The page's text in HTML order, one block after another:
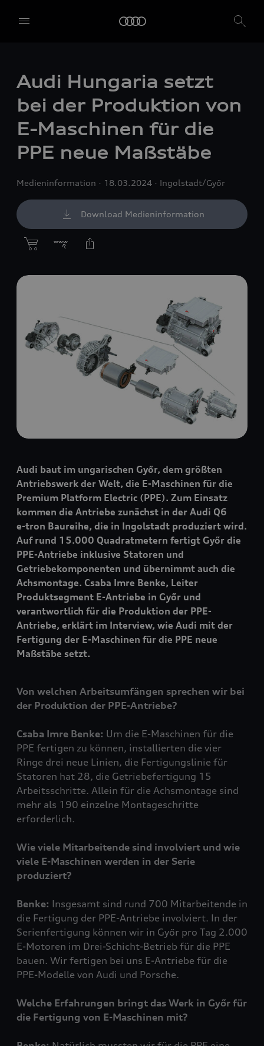
Audi Hungaria setzt
bei der Produktion von
E-Maschinen für die
PPE neue Maßstäbe
Medieninformation 18.03.2024 Ingolstadt/Győr
Download Medieninformation
Audi baut im ungarischen Győr, dem größten
Antriebswerk der Welt, die E-Maschinen für die
Premium Platform Electric (PPE). Zum Einsatz
kommen die Antriebe zunächst in der Audi Q6
e-tron Baureihe, die in Ingolstadt produziert wird.
Auf rund 15.000 Quadratmetern fertigt Győr die
PPE-Antriebe inklusive Statoren und
Getriebekomponenten und übernimmt auch die
Achsmontage. Csaba Imre Benke, Leiter
Produktsegment E-Antriebe in Győr und
verantwortlich für die Produktion der PPE-
Antriebe, erklärt im Interview, wie Audi mit der
Fertigung der E-Maschinen für die PPE neue
Maßstäbe setzt.
Von welchen Arbeitsumfängen sprechen wir bei
der Produktion der PPE-Antriebe?
Csaba Imre Benke: Um die E-Maschinen für die
PPE fertigen zu können, installierten die vier
Ringe drei neue Linien, die Fertigungslinie für
Statoren hat 28, die Getriebefertigung 15
Arbeitsschritte. Allein für die Achsmontage sind
mehr als 190 einzelne Montageschritte
erforderlich.
Wie viele Mitarbeitende sind involviert und wie
viele E-Maschinen werden in der Serie
produziert?
Benke: Insgesamt sind rund 700 Mitarbeitende in
die Fertigung der PPE-Antriebe involviert. In der
Serienfertigung können wir in Győr pro Tag 2.000
E-Motoren im Drei-Schicht-Betrieb für die PPE
bauen. Wir fertigen bei uns E-Antriebe für die
PPE-Modelle von Audi und Porsche.
Welche Erfahrungen bringt das Werk in Győr für
die Fertigung von E-Maschinen mit?